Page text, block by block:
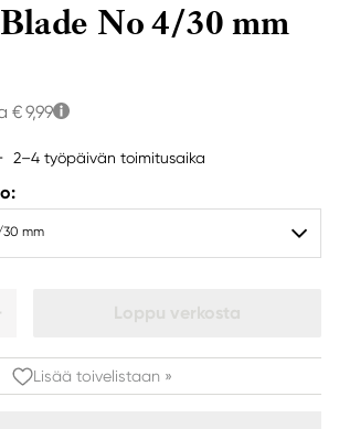
No 4/30 mm
€ 9,99
2–4 työpäivän toimitusaika
mm
Loppu verkosta
Lisää toivelistaan »